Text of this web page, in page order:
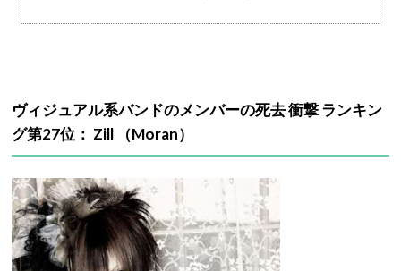
ヴィジュアル系バンドのメンバーの死去 衝撃 ランキン
グ第27位： Zill （Moran）